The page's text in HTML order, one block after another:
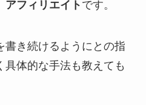
アフィリエイト です。
書き続けるようにとの指
体的な手法も教えても